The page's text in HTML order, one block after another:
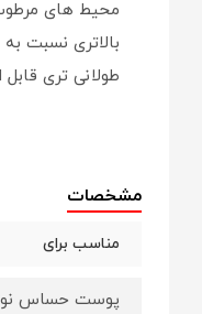
محیط های
بالاتری نسبت
طولانی تری
مشخصات
مناسب برای
پوست حساس